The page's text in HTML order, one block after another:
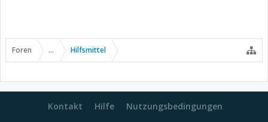
Foren ... Hilfsmittel
Kontakt Hilfe Nutzungsbedingungen